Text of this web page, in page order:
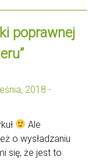
poprawnej
”
2018 -
Ale
o wysładzaniu
się, że jest to